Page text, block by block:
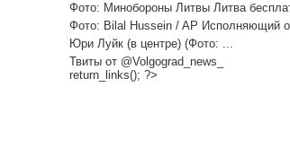
Фото: Минобороны Литвы Литва
Фото: Bilal Hussein / AP Исполняющий
Юри Луйк (в центре) (Фото: ...
Твиты от @Volgograd_news_
return_links(); ?>